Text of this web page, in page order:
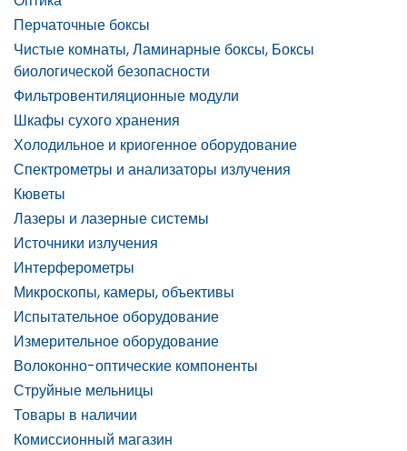
Перчаточные боксы
Чистые комнаты, Ламинарные боксы, Боксы
биологической безопасности
Фильтровентиляционные модули
Шкафы сухого хранения
Холодильное и криогенное оборудование
Спектрометры и анализаторы излучения
Кюветы
Лазеры и лазерные системы
Источники излучения
Интерферометры
Микроскопы, камеры, объективы
Испытательное оборудование
Измерительное оборудование
Волоконно-оптические компоненты
Струйные мельницы
Товары в наличии
Комиссионный магазин